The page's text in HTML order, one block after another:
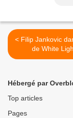
< Filip Jankovic dans le clip
de White
Hébergé par
Top articles
Pages